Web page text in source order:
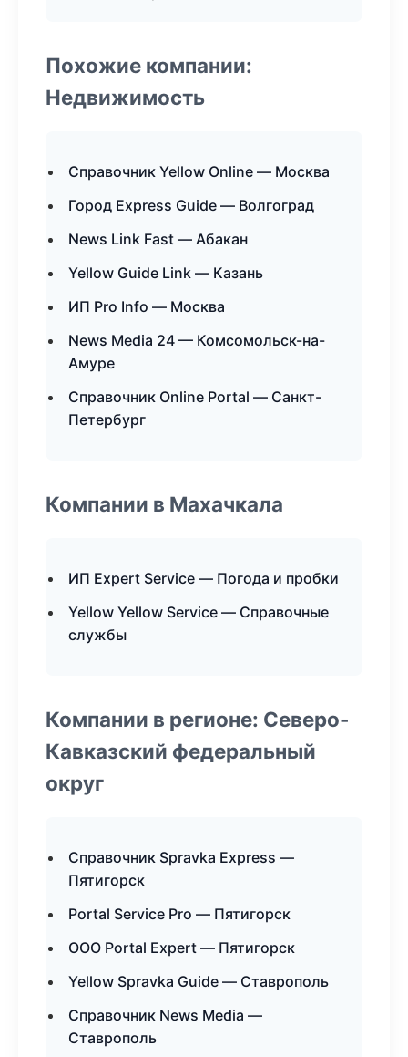
Похожие компании:
Недвижимость
Справочник Yellow Online — Москва
Город Express Guide — Волгоград
News Link Fast — Абакан
Yellow Guide Link — Казань
ИП Pro Info — Москва
News Media 24 — Комсомольск-на-
Амуре
Справочник Online Portal — Санкт-
Петербург
Компании в Махачкала
ИП Expert Service — Погода и пробки
Yellow Yellow Service — Справочные
службы
Компании в регионе: Северо-
Кавказский федеральный
округ
Справочник Spravka Express —
Пятигорск
Portal Service Pro — Пятигорск
ООО Portal Expert — Пятигорск
Yellow Spravka Guide — Ставрополь
Справочник News Media —
Ставрополь